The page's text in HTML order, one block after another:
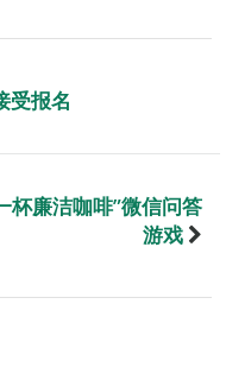
受报名
杯廉洁咖啡”微信问答
游戏